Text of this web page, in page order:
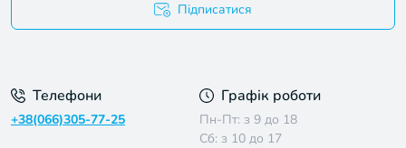
Підписатися
Телефони
+38(066)305-77-25
Графік роботи
Пн-Пт: з 9 до 18
Сб: з 10 до 17